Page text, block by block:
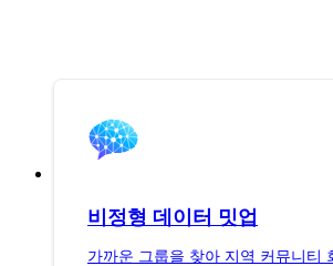
비정형 데이터 밋업
가까운 그룹을 찾아 지역 커뮤니티